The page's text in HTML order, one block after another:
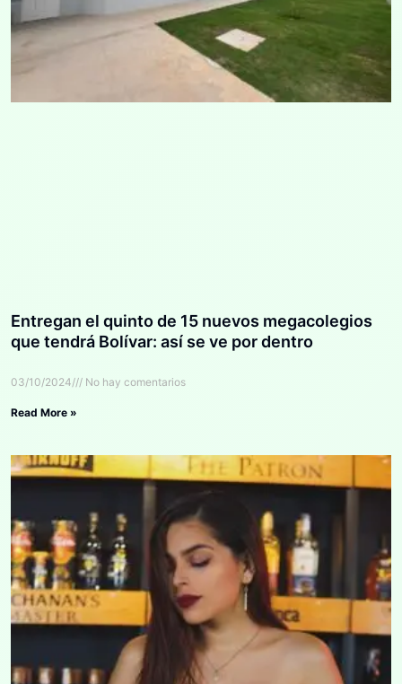
Entregan el quinto de 15 nuevos megacolegios
que tendrá Bolívar: así se ve por dentro
03/10/2024 No hay comentarios
Read More »